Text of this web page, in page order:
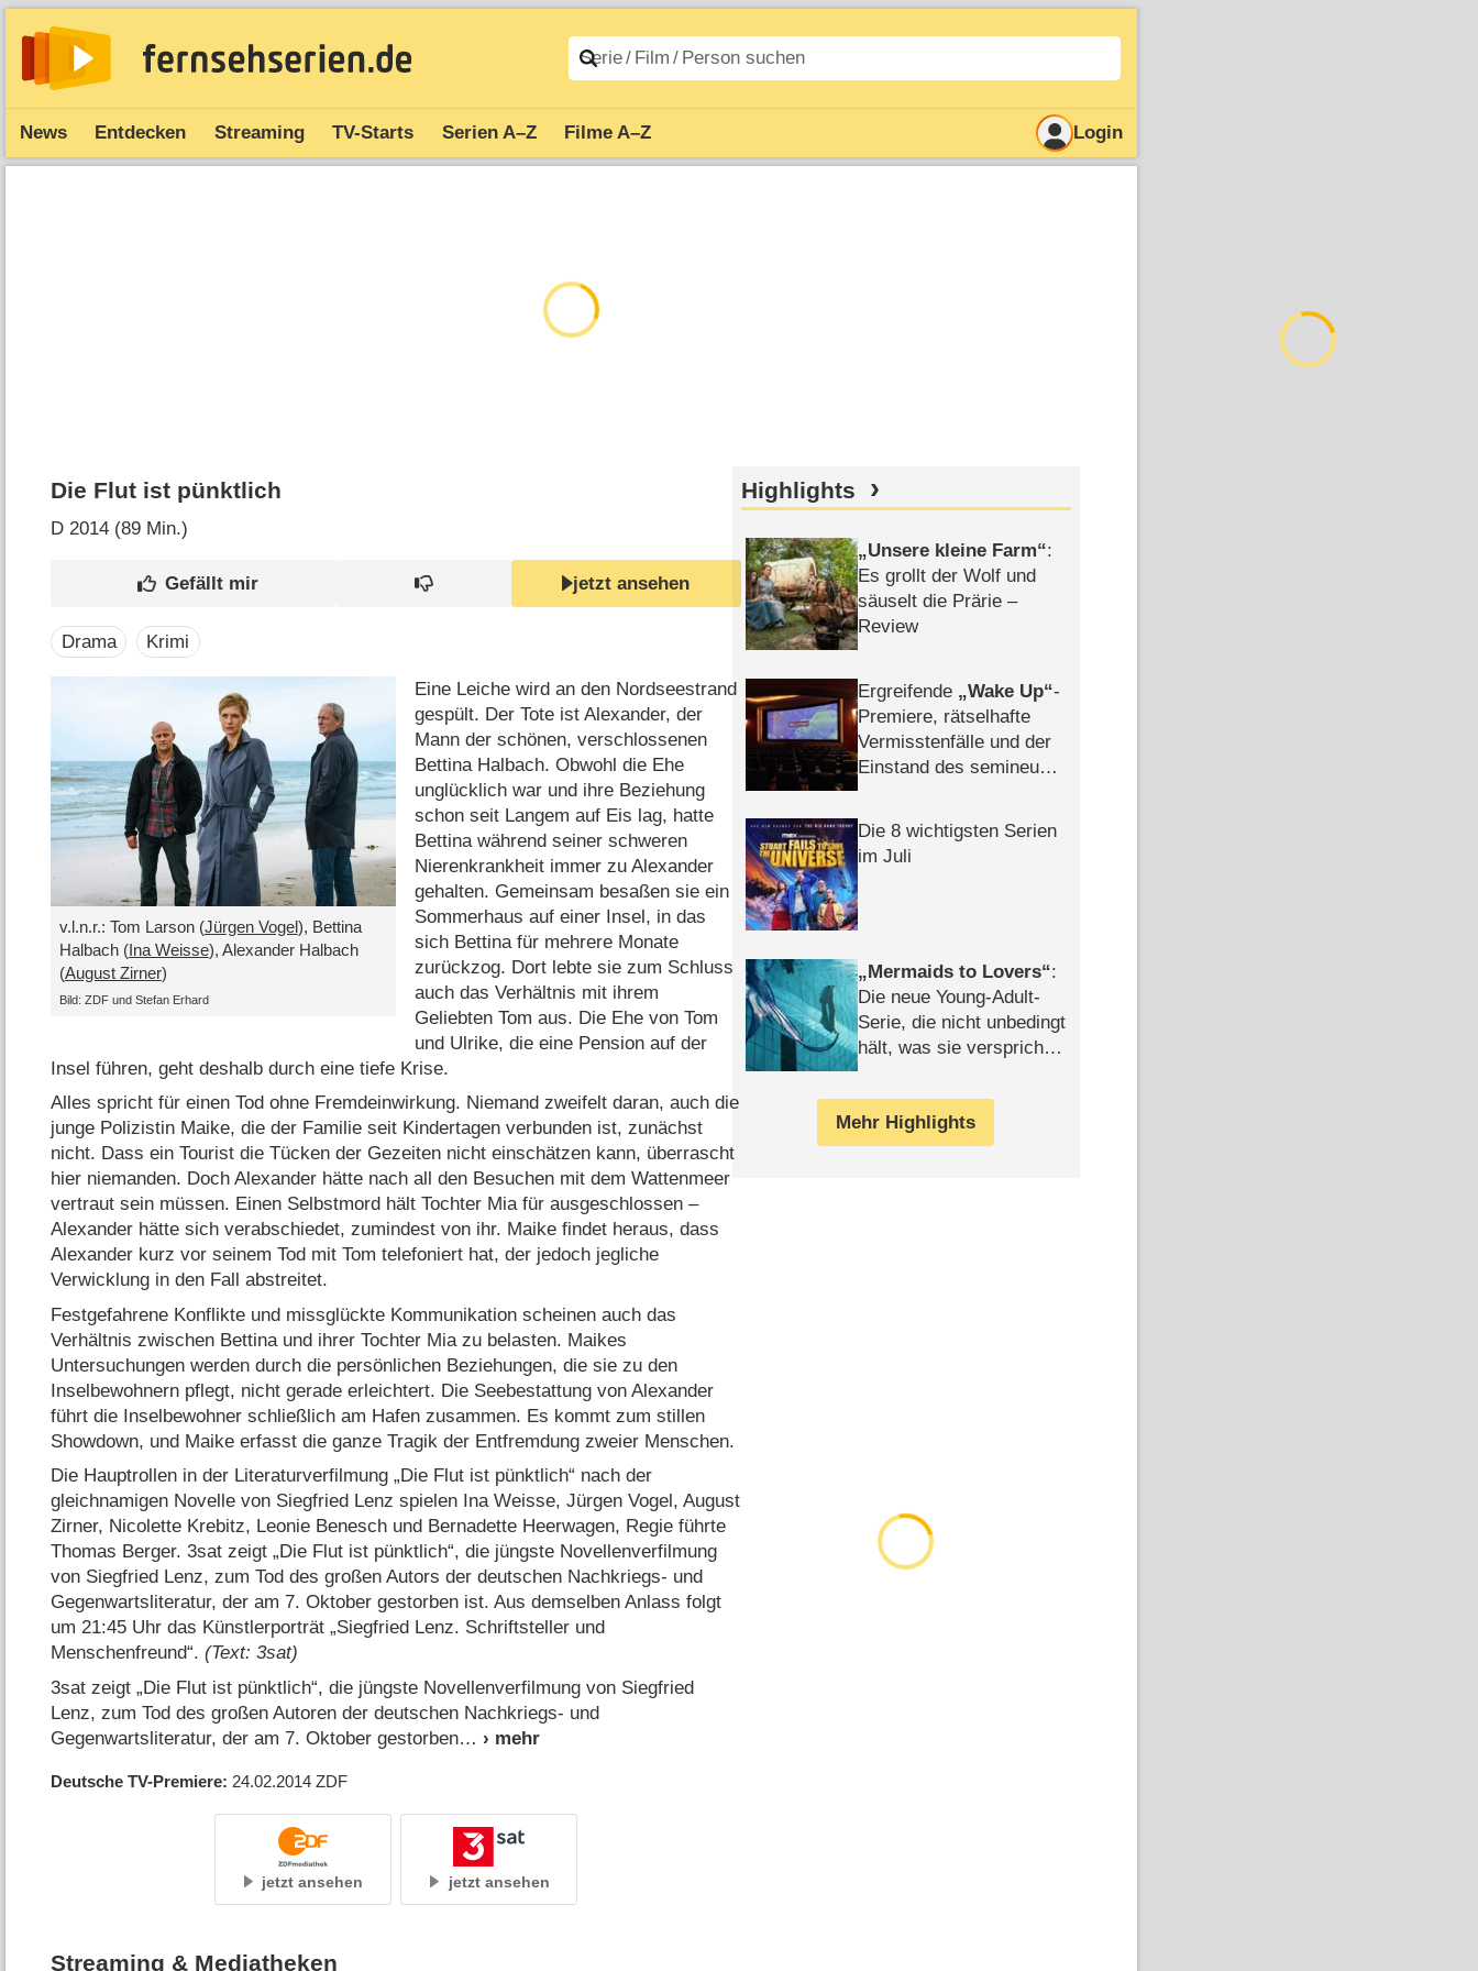
News Entdecken Streaming TV-Starts Serien A–Z Filme A–Z Login
Die Flut ist pünktlich
D 2014 (89 Min.)
jetzt ansehen
Drama Krimi
v.l.n.r.: Tom Larson (Jürgen Vogel), Bettina
Halbach (Ina Weisse), Alexander Halbach
(August Zirner)
Bild: ZDF und Stefan Erhard
Eine Leiche wird an den Nordseestrand
gespült. Der Tote ist Alexander, der
Mann der schönen, verschlossenen
Bettina Halbach. Obwohl die Ehe
unglücklich war und ihre Beziehung
schon seit Langem auf Eis lag, hatte
Bettina während seiner schweren
Nierenkrankheit immer zu Alexander
gehalten. Gemeinsam besaßen sie ein
Sommerhaus auf einer Insel, in das
sich Bettina für mehrere Monate
zurückzog. Dort lebte sie zum Schluss
auch das Verhältnis mit ihrem
Geliebten Tom aus. Die Ehe von Tom
und Ulrike, die eine Pension auf der
Insel führen, geht deshalb durch eine tiefe Krise.
Alles spricht für einen Tod ohne Fremdeinwirkung. Niemand zweifelt daran, auch die
junge Polizistin Maike, die der Familie seit Kindertagen verbunden ist, zunächst
nicht. Dass ein Tourist die Tücken der Gezeiten nicht einschätzen kann, überrascht
hier niemanden. Doch Alexander hätte nach all den Besuchen mit dem Wattenmeer
vertraut sein müssen. Einen Selbstmord hält Tochter Mia für ausgeschlossen –
Alexander hätte sich verabschiedet, zumindest von ihr. Maike findet heraus, dass
Alexander kurz vor seinem Tod mit Tom telefoniert hat, der jedoch jegliche
Verwicklung in den Fall abstreitet.
Festgefahrene Konflikte und missglückte Kommunikation scheinen auch das
Verhältnis zwischen Bettina und ihrer Tochter Mia zu belasten. Maikes
Untersuchungen werden durch die persönlichen Beziehungen, die sie zu den
Inselbewohnern pflegt, nicht gerade erleichtert. Die Seebestattung von Alexander
führt die Inselbewohner schließlich am Hafen zusammen. Es kommt zum stillen
Showdown, und Maike erfasst die ganze Tragik der Entfremdung zweier Menschen.
Die Hauptrollen in der Literaturverfilmung „Die Flut ist pünktlich“ nach der
gleichnamigen Novelle von Siegfried Lenz spielen Ina Weisse, Jürgen Vogel, August
Zirner, Nicolette Krebitz, Leonie Benesch und Bernadette Heerwagen, Regie führte
Thomas Berger. 3sat zeigt „Die Flut ist pünktlich“, die jüngste Novellenverfilmung
von Siegfried Lenz, zum Tod des großen Autors der deutschen Nachkriegs- und
Gegenwartsliteratur, der am 7. Oktober gestorben ist. Aus demselben Anlass folgt
um 21:45 Uhr das Künstlerporträt „Siegfried Lenz. Schriftsteller und
Menschenfreund“.(Text: 3sat)
3sat zeigt „Die Flut ist pünktlich“, die jüngste Novellenverfilmung von Siegfried
Lenz, zum Tod des großen Autoren der deutschen Nachkriegs- und
Gegenwartsliteratur, der am 7. Oktober gestorben
Deutsche TV-Premiere 24.02.2014 ZDF
jetzt ansehen jetzt ansehen
Streaming & Mediatheken
Highlights
Unsere kleine Farm :
Es grollt der Wolf und
säuselt die Prärie –
Review
Ergreifende Wake Up -
Premiere, rätselhafte
Vermisstenfälle und der
Einstand des semineuen
Die 8 wichtigsten Serien
im Juli
Mermaids to Lovers :
Die neue Young-Adult-
Serie, die nicht unbedingt
hält, was sie verspricht –
Mehr Highlights